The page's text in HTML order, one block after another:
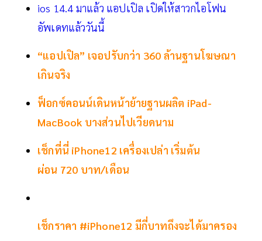
ios 14.4 มาแล้ว แอปเปิล เปิดให้สาวกไอโฟน
อัพเดทแล้ววันนี้
“แอปเปิล” เจอปรับกว่า 360 ล้านฐานโฆษณา
เกินจริง
ฟ็อกซ์คอนน์เดินหน้าย้ายฐานผลิต iPad-
MacBook บางส่วนไปเวียดนาม
เช็กที่นี่ iPhone12 เครื่องเปล่า เริ่มต้น
ผ่อน 720 บาท/เดือน
เช็กราคา #iPhone12 มีกี่บาทถึงจะได้มาครอง